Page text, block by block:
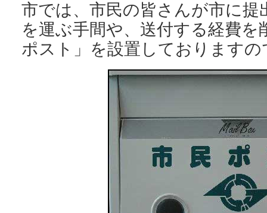
市では、市民の皆さんが市に
を運ぶ手間や、送付する経費
ポスト」を設置しております